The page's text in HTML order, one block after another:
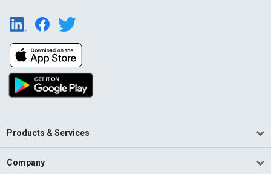
Products & Services
Company